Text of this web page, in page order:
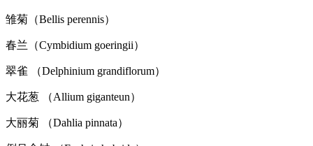
雏菊（Bellis perennis）
春兰（Cymbidium goeringii）
翠雀 （Delphinium grandiflorum）
大花葱 （Allium giganteun）
大丽菊 （Dahlia pinnata）